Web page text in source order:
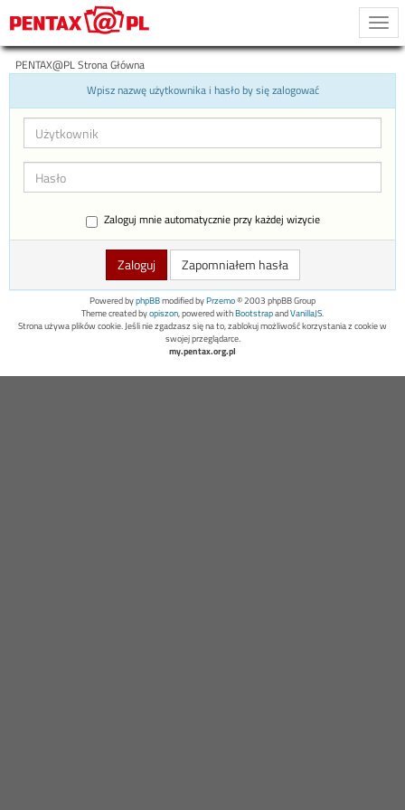
PENTAX@PL Strona Główna
Wpisz nazwę użytkownika i hasło by się zalogować
Zaloguj mnie automatycznie przy każdej wizycie
Zapomniałem hasła
Powered byphpBBmodified byPrzemo© 2003 phpBB Group
Theme created byopiszon, powered withBootstrapandVanillaJS.
Strona używa plików cookie. Jeśli nie zgadzasz się na to, zablokuj możliwość korzystania z cookie w
swojej przeglądarce.
my.pentax.org.pl